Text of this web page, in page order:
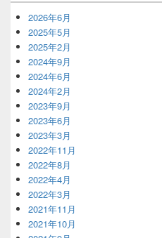
2026年6月
2025年5月
2025年2月
2024年9月
2024年6月
2024年2月
2023年9月
2023年6月
2023年3月
2022年11月
2022年8月
2022年4月
2022年3月
2021年11月
2021年10月